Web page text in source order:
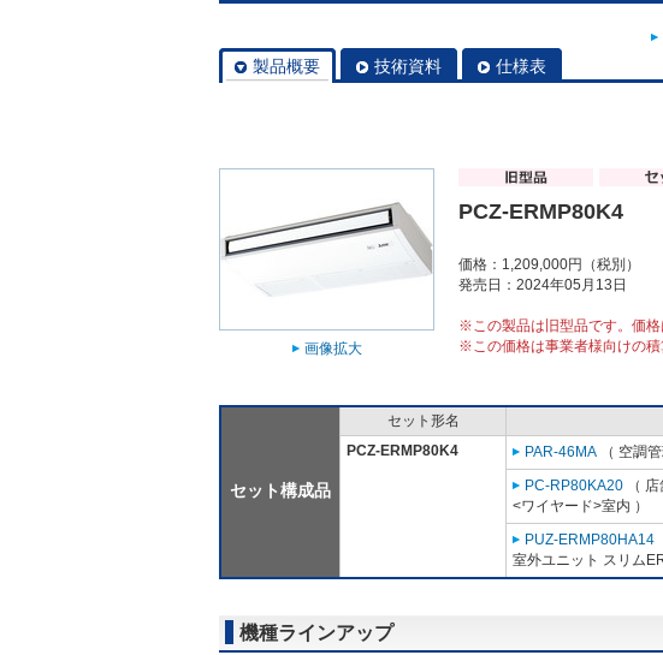
製品概要 技術資料 仕様表
画像拡大
PCZ-ERMP80K4
価格：1,209,000円（税別）
発売日：2024年05月13日
※この製品は旧型品です。価格
※この価格は事業者様向けの積
セット構成品
セット形名
PCZ-ERMP80K4
PAR-46MA （ 空調
PC-RP80KA20 （
<ワイヤード>室内 ）
PUZ-ERMP80HA14
室外ユニット スリムER
機種ラインアップ